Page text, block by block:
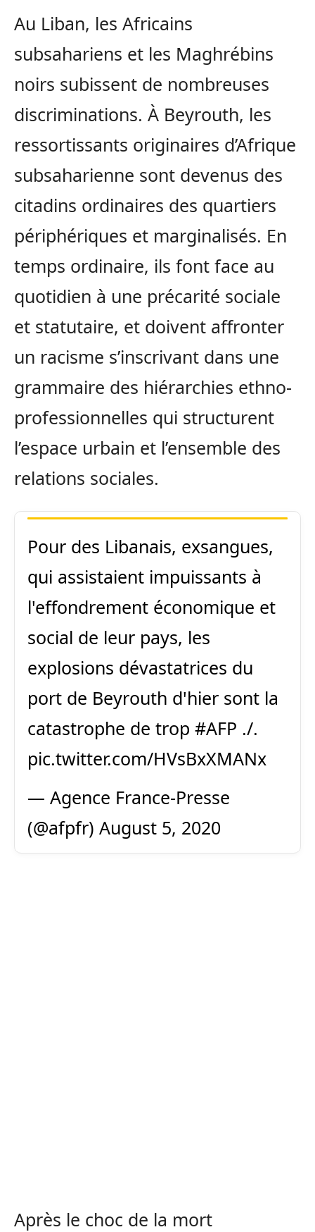
Au Liban, les Africains
subsahariens et les Maghrébins
noirs subissent de nombreuses
discriminations. À Beyrouth, les
ressortissants originaires d’Afrique
subsaharienne sont devenus des
citadins ordinaires des quartiers
périphériques et marginalisés. En
temps ordinaire, ils font face au
quotidien à une précarité sociale
et statutaire, et doivent affronter
un racisme s’inscrivant dans une
grammaire des hiérarchies ethno-
professionnelles qui structurent
l’espace urbain et l’ensemble des
relations sociales.
Pour des Libanais, exsangues,
qui assistaient impuissants à
l'effondrement économique et
social de leur pays, les
explosions dévastatrices du
port de Beyrouth d'hier sont la
catastrophe de trop #AFP ./.
pic.twitter.com/HVsBxXMANx
— Agence France-Presse
(@afpfr) August 5, 2020
Après le choc de la mort